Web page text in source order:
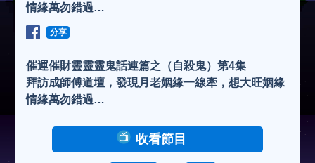
情緣萬勿錯過…
分享
催運催財靈靈靈鬼話連篇之（自殺鬼）第4集
拜訪成師傅道壇，發現月老姻緣一線牽，想大旺姻緣
情緣萬勿錯過…
收看節目